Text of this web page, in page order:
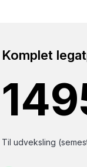
Komplet
Til udveksling